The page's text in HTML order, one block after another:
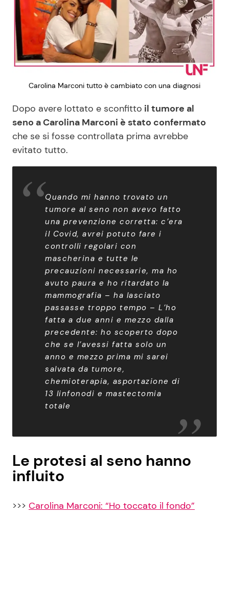
Carolina Marconi tutto è cambiato con una diagnosi
Dopo avere lottato e sconfitto il tumore al
seno a Carolina Marconi è stato confermato
che se si fosse controllata prima avrebbe
evitato tutto.
Quando mi hanno trovato un
tumore al seno non avevo fatto
una prevenzione corretta: c’era
il Covid, avrei potuto fare i
controlli regolari con
mascherina e tutte le
precauzioni necessarie, ma ho
avuto paura e ho ritardato la
mammografia – ha lasciato
passasse troppo tempo – L’ho
fatta a due anni e mezzo dalla
precedente: ho scoperto dopo
che se l’avessi fatta solo un
anno e mezzo prima mi sarei
salvata da tumore,
chemioterapia, asportazione di
13 linfonodi e mastectomia
totale
Le protesi al seno hanno
influito
>>> Carolina Marconi: “Ho toccato il fondo”